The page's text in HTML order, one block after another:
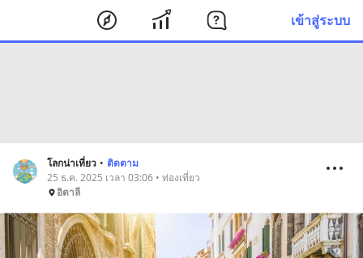
เข้าสู่ระบบ
โลกน่าเที่ยว • ติดตาม
25 ธ.ค. 2025 เวลา 03:06 • ท่องเที่ยว
อิตาลี